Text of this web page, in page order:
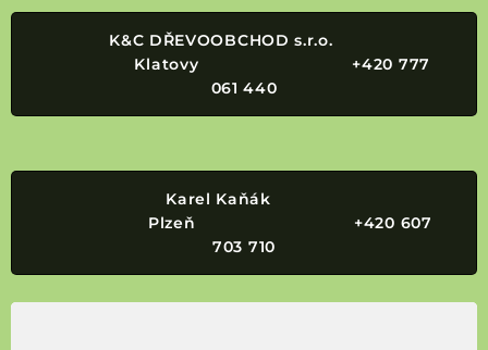
K&C DŘEVOOBCHOD s.r.o.
Klatovy +420 777
061 440
Karel Kaňák
Plzeň +420 607
703 710